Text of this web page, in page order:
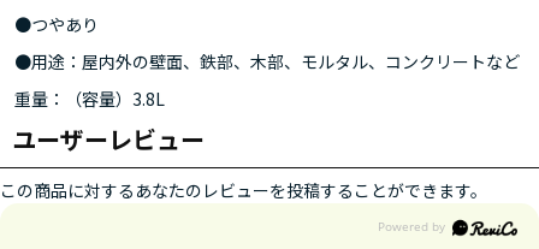
●つやあり
●用途：屋内外の壁面、鉄部、木部、モルタル、コンクリートなど
重量：（容量）3.8L
ユーザーレビュー
この商品に対するあなたのレビューを投稿することができます。